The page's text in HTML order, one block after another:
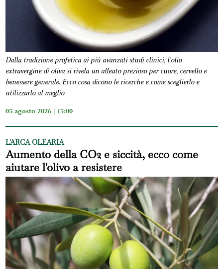
Dalla tradizione profetica ai più avanzati studi clinici, l'olio
extravergine di oliva si rivela un alleato prezioso per cuore, cervello e
benessere generale. Ecco cosa dicono le ricerche e come sceglierlo e
utilizzarlo al meglio
05 agosto 2026 | 15:00
L'ARCA OLEARIA
Aumento della CO2 e siccità, ecco come
aiutare l'olivo a resistere